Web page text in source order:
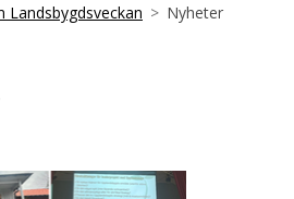
Landsbygdsveckan Nyheter